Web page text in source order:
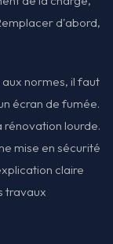
d'abord,
aux normes, il faut
écran de fumée.
rénovation lourde.
mise en sécurité
claire
travaux